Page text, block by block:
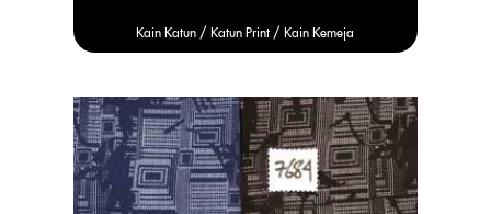
Kain Katun / Katun Print / Kain Kemeja